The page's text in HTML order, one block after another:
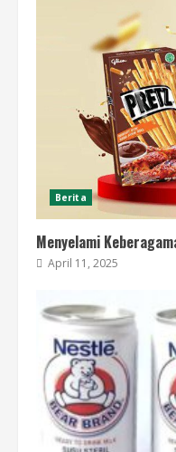
Berita
Menyelami
April 11, 2025